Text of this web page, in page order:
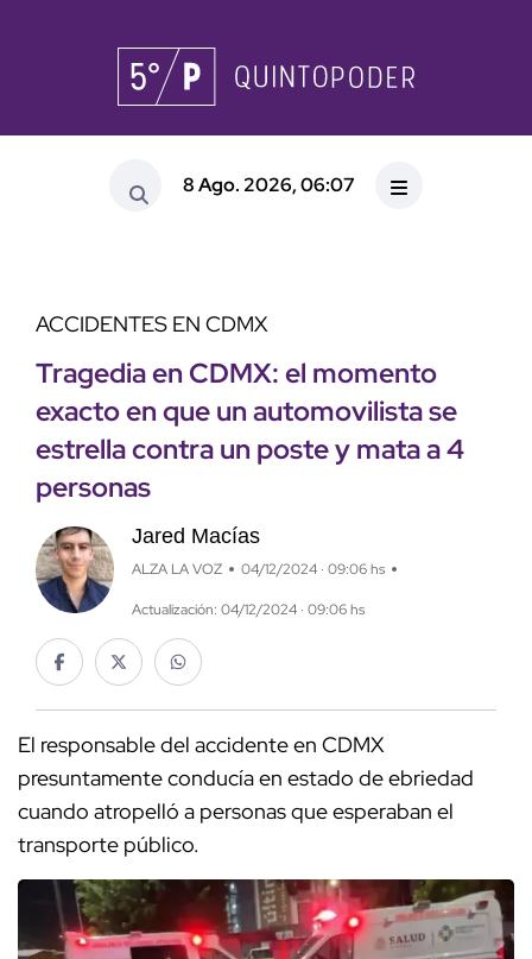
8 Ago. 2026, 06:07
ACCIDENTES EN CDMX
Tragedia en CDMX: el momento
exacto en que un automovilista se
estrella contra un poste y mata a 4
personas
Jared Macías
ALZA LA VOZ 04/12/2024 · 09:06 hs
Actualización: 04/12/2024 · 09:06 hs
El responsable del accidente en CDMX
presuntamente conducía en estado de ebriedad
cuando atropelló a personas que esperaban el
transporte público.